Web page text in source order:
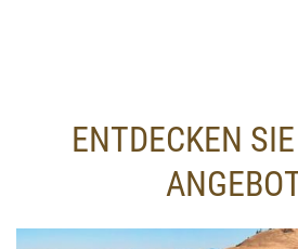
ENTDECKEN